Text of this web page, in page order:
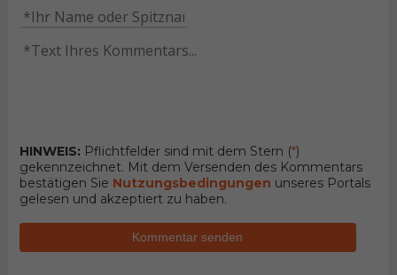
HINWEIS: Pflichtfelder sind mit dem Stern (*)
gekennzeichnet. Mit dem Versenden des Kommentars
bestätigen Sie Nutzungsbedingungen unseres Portals
gelesen und akzeptiert zu haben.
Kommentar senden